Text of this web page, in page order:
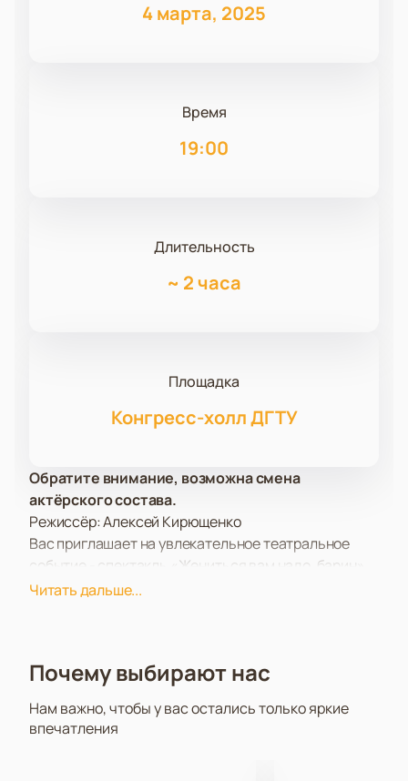
4 марта, 2025
Время
19:00
Длительность
~ 2 часа
Площадка
Конгресс-холл ДГТУ
Обратите внимание, возможна смена
актёрского состава.
Режиссёр: Алексей Кирющенко
Вас приглашает на увлекательное театральное
событие - спектакль «Жениться вам надо, барин»,
который пройдет в современном Конгресс-Холле
тонкого лиризма.
сердце Ростова-на-Дону, известен своей
комфортной обстановкой и отличной акустикой,
Читать дальше...
Почему выбирают нас
Нам важно, чтобы у вас остались только яркие
впечатления